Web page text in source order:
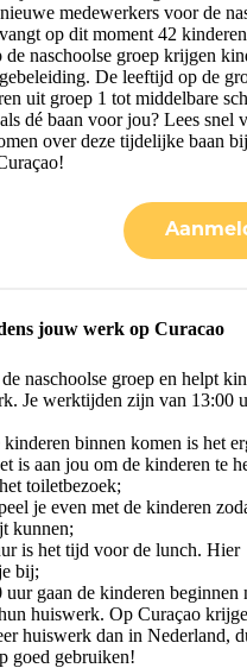
medewerkers voor de
op dit moment 42
de naschoolse groep krijgen
De leeftijd op de
uit groep 1 tot middelbare
dé baan voor jou? Lees snel
over deze tijdelijke baan
jouw werk op Curacao
naschoolse groep en helpt
Je werktijden zijn van 13:00
kinderen binnen komen is het
is aan jou om de kinderen te
toiletbezoek;
je even met de kinderen
kunnen;
is het tijd voor de lunch. Hier
bij;
uur gaan de kinderen beginnen
huiswerk. Op Curaçao
huiswerk dan in Nederland,
goed gebruiken!